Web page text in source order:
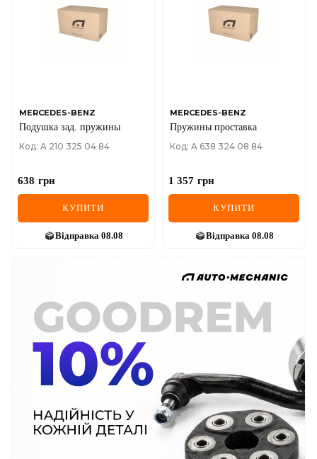
MERCEDES-BENZ
Подушка зад. пружины
Код: A 210 325 04 84
638 грн
КУПИТИ
Відправка 08.08
MERCEDES-BENZ
Пружины проставка
Код: A 638 324 08 84
1 357 грн
КУПИТИ
Відправка 08.08